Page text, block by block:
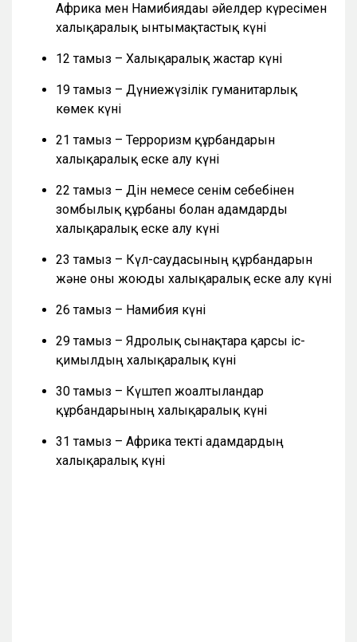
Африка мен Намибиядағы әйелдер күресімен
халықаралық ынтымақтастық күні
12 тамыз – Халықаралық жастар күні
19 тамыз – Дүниежүзілік гуманитарлық
көмек күні
21 тамыз – Терроризм құрбандарын
халықаралық еске алу күні
22 тамыз – Дін немесе сенім себебінен
зомбылық құрбаны болған адамдарды
халықаралық еске алу күні
23 тамыз – Күл-саудасының құрбандарын
және оны жоюды халықаралық еске алу күні
26 тамыз – Намибия күні
29 тамыз – Ядролық сынақтарға қарсы іс-
қимылдың халықаралық күні
30 тамыз – Күштеп жоғалтылғандар
құрбандарының халықаралық күні
31 тамыз – Африка текті адамдардың
халықаралық күні